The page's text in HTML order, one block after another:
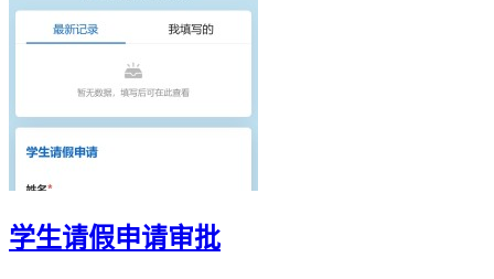
学生请假申请审批